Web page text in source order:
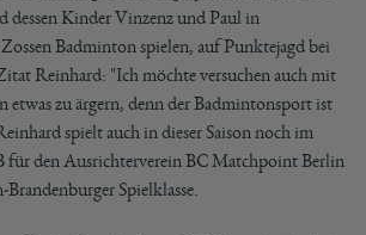
dessen Kinder Vinzenz und Paul in
Badminton spielen, auf Punktejagd bei
Reinhard: "Ich möchte versuchen auch mit
etwas zu ärgern, denn der Badmintonsport ist
spielt auch in dieser Saison noch im
für den Ausrichterverein BC Matchpoint Berlin
Spielklasse.